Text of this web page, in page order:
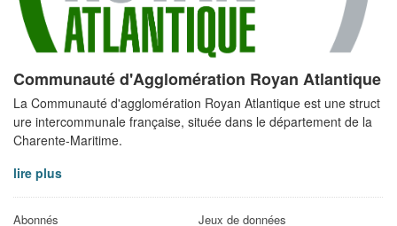
Communauté d'Agglomération Royan Atlantique
La Communauté d'agglomération Royan Atlantique est une struct
ure intercommunale française, située dans le département de la
Charente-Maritime.
lire plus
Abonnés Jeux de données